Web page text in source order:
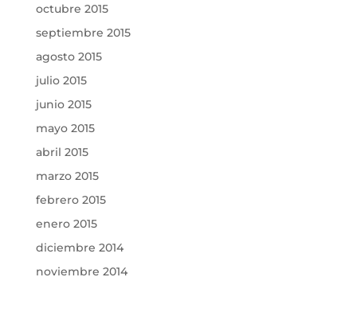
octubre 2015
septiembre 2015
agosto 2015
julio 2015
junio 2015
mayo 2015
abril 2015
marzo 2015
febrero 2015
enero 2015
diciembre 2014
noviembre 2014